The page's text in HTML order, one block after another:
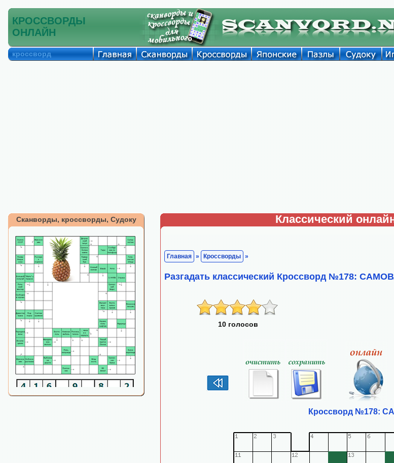
КРОССВОРДЫ
ОНЛАЙН
кроссворд
Сканворды, кроссворды, Судоку Классический
Главная » Кроссворды »
Разгадать классический Кроссворд №178:
10 голосов
Кроссворд №178: